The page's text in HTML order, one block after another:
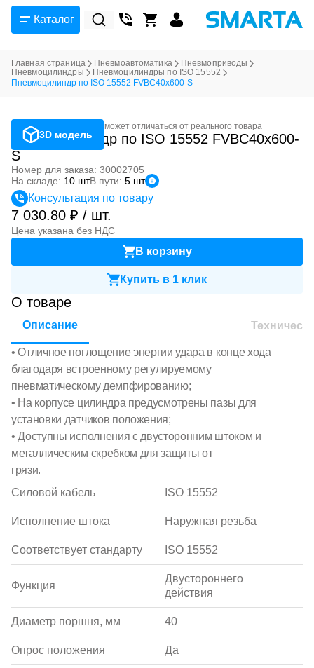
Каталог
Главная страница Пневмоавтоматика
Пневмоприводы
Пневмоцилиндры
Пневмоцилиндры по ISO 15552
Пневмоцилиндр по ISO 15552 FVBC40x600-S
3D модель
Фотография может отличаться от реального товара
Пневмоцилиндр по ISO 15552 FVBC40x600-
S
Номер для заказа: 30002705
На складе: 10 штВ пути: 5 шт
Консультация по товару
7 030.80 ₽ / шт.
Цена указана без НДС
В корзину
Купить в 1 клик
О товаре
Описание
• Отличное поглощение энергии удара в конце хода
благодаря встроенному регулируемому
пневматическому демпфированию;
• На корпусе цилиндра предусмотрены пазы для
установки датчиков положения;
• Доступны исполнения с двусторонним штоком и
металлическим скребком для защиты от
грязи.
Силовой кабель
ISO 15552
Исполнение штока Наружная резьба
Соответствует стандарту ISO 15552
Функция
Двустороннего
действия
Диаметр поршня, мм 40
Опрос положения Да